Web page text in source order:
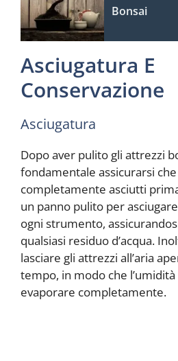
Bonsai
Asciugatura E
Conservazione
Asciugatura
Dopo aver pulito gli attrezzi
fondamentale assicurarsi
completamente asciutti
un panno pulito per
ogni strumento,
qualsiasi residuo d’acqua.
lasciare gli attrezzi all’aria
tempo, in modo che
evaporare completamente.